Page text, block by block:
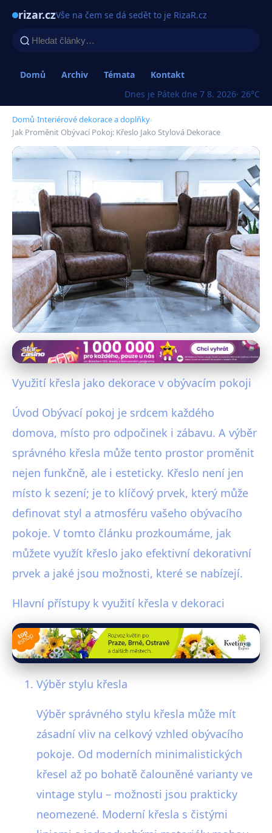
rizar.czVše na čem se dá sedět to je RizaR.cz
Domů Archiv Témata
Kontakt
Dnes je Pátek dne 7 8. 2026· 26°C
Domů›Interiérové dekorace a doplňky›
Jak Proměnit Obývací Pokoj: Křeslo Jako Stylová Dekorace
Interiérové dekorace a doplňky
Jak Proměnit Obývací Pokoj:
20. 9. 2025 · 4 min čtení · Autor: Michaela Urbanová
Využití křesla jako dekorace v obývacím pokoji
Úvod Obývací pokoj je srdcem každého
domova, místo pro odpočinek i zábavu. A výběr
správného křesla může tento prostor proměnit
nejen funkčně, ale i esteticky. Křeslo není jen
místo k sezení; je to klíčový prvek, který může
definovat styl a atmosféru vašeho obývacího
pokoje. V tomto článku prozkoumáme, jak
můžete využít křeslo jako efektivní dekorativní
prvek a jaké jsou možnosti, které se nabízejí.
Hlavní přístupy k využití křesla v dekoraci
Výběr stylu křesla
Výběr správného stylu křesla může mít
zásadní vliv na celkový vzhled obývacího
pokoje. Od moderních minimalistických
křesel až po bohatě čalouněné varianty ve
vintage stylu – možnosti jsou prakticky
neomezené. Moderní křesla s čistými